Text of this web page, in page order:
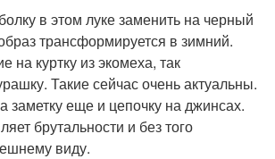
в этом луке заменить на черный
трансформируется в зимний.
на куртку из экомеха, так
Такие сейчас очень актуальны.
заметку еще и цепочку на джинсах.
брутальности и без того
виду.